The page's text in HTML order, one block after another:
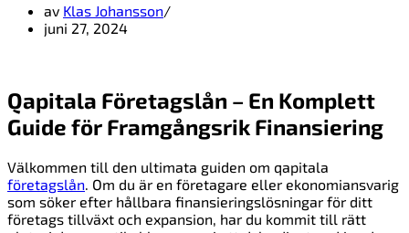
av Klas Johansson
juni 27, 2024
Qapitala Företagslån – En Komplett
Guide för Framgångsrik Finansiering
Välkommen till den ultimata guiden om qapitala
företagslån . Om du är en företagare eller ekonomiansvarig
som söker efter hållbara finansieringslösningar för ditt
företags tillväxt och expansion, har du kommit till rätt